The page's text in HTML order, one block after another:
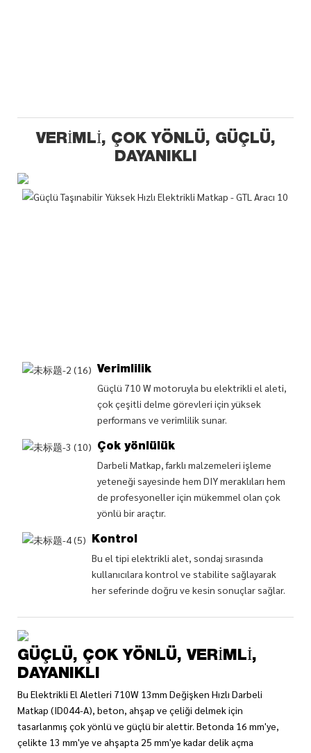
VERIMLI, ÇOK YÖNLÜ, GÜÇLÜ,
DAYANIKLI
Verimlilik
Güçlü 710 W motoruyla bu elektrikli el aleti,
çok çeşitli delme görevleri için yüksek
performans ve verimlilik sunar.
Çok yönlülük
Darbeli Matkap, farklı malzemeleri işleme
yeteneği sayesinde hem DIY meraklıları hem
de profesyoneller için mükemmel olan çok
yönlü bir araçtır.
Kontrol
Bu el tipi elektrikli alet, sondaj sırasında
kullanıcılara kontrol ve stabilite sağlayarak
her seferinde doğru ve kesin sonuçlar sağlar.
GÜÇLÜ, ÇOK YÖNLÜ, VERIMLI,
DAYANIKLI
Bu Elektrikli El Aletleri 710W 13mm Değişken Hızlı Darbeli
Matkap (ID044-A), beton, ahşap ve çeliği delmek için
tasarlanmış çok yönlü ve güçlü bir alettir. Betonda 16 mm'ye,
çelikte 13 mm'ye ve ahşapta 25 mm'ye kadar delik açma